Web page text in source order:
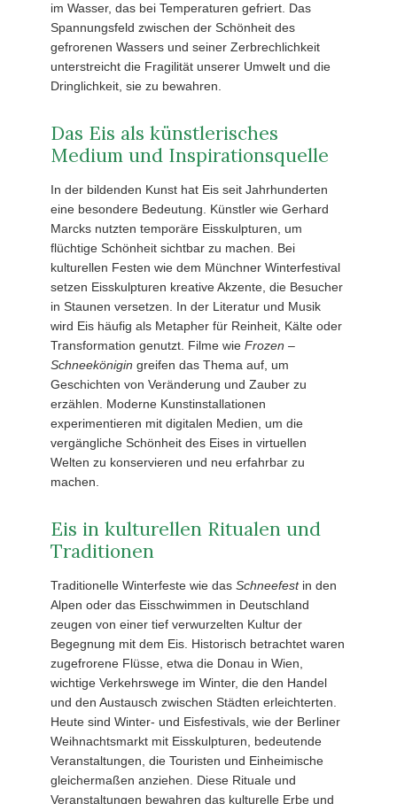
im Wasser, das bei Temperaturen gefriert. Das
Spannungsfeld zwischen der Schönheit des
gefrorenen Wassers und seiner Zerbrechlichkeit
unterstreicht die Fragilität unserer Umwelt und die
Dringlichkeit, sie zu bewahren.
Das Eis als künstlerisches
Medium und Inspirationsquelle
In der bildenden Kunst hat Eis seit Jahrhunderten
eine besondere Bedeutung. Künstler wie Gerhard
Marcks nutzten temporäre Eisskulpturen, um
flüchtige Schönheit sichtbar zu machen. Bei
kulturellen Festen wie dem Münchner Winterfestival
setzen Eisskulpturen kreative Akzente, die Besucher
in Staunen versetzen. In der Literatur und Musik
wird Eis häufig als Metapher für Reinheit, Kälte oder
Transformation genutzt. Filme wie Frozen –
Schneekönigin greifen das Thema auf, um
Geschichten von Veränderung und Zauber zu
erzählen. Moderne Kunstinstallationen
experimentieren mit digitalen Medien, um die
vergängliche Schönheit des Eises in virtuellen
Welten zu konservieren und neu erfahrbar zu
machen.
Eis in kulturellen Ritualen und
Traditionen
Traditionelle Winterfeste wie das Schneefestin den
Alpen oder das Eisschwimmen in Deutschland
zeugen von einer tief verwurzelten Kultur der
Begegnung mit dem Eis. Historisch betrachtet waren
zugefrorene Flüsse, etwa die Donau in Wien,
wichtige Verkehrswege im Winter, die den Handel
und den Austausch zwischen Städten erleichterten.
Heute sind Winter- und Eisfestivals, wie der Berliner
Weihnachtsmarkt mit Eisskulpturen, bedeutende
Veranstaltungen, die Touristen und Einheimische
gleichermaßen anziehen. Diese Rituale und
Veranstaltungen bewahren das kulturelle Erbe und